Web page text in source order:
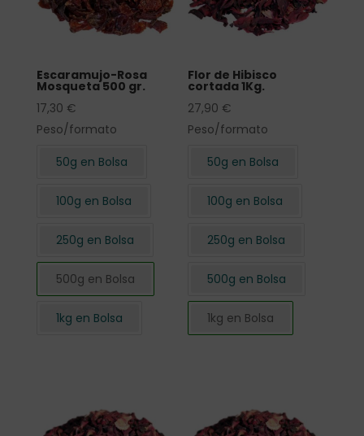
Escaramujo-Rosa
Mosqueta 500 gr.
17,30 €
Peso/formato
50g en Bolsa
100g en Bolsa
250g en Bolsa
500g en Bolsa
1kg en Bolsa
Flor de Hibisco
cortada 1Kg.
27,90 €
Peso/formato
50g en Bolsa
100g en Bolsa
250g en Bolsa
500g en Bolsa
1kg en Bolsa